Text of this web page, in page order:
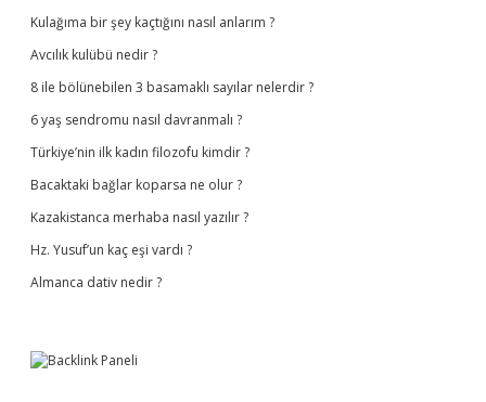
Kulağıma bir şey kaçtığını nasıl anlarım ?
Avcılık kulübü nedir ?
8 ile bölünebilen 3 basamaklı sayılar nelerdir ?
6 yaş sendromu nasıl davranmalı ?
Türkiye’nin ilk kadın filozofu kimdir ?
Bacaktaki bağlar koparsa ne olur ?
Kazakistanca merhaba nasıl yazılır ?
Hz. Yusuf’un kaç eşi vardı ?
Almanca dativ nedir ?